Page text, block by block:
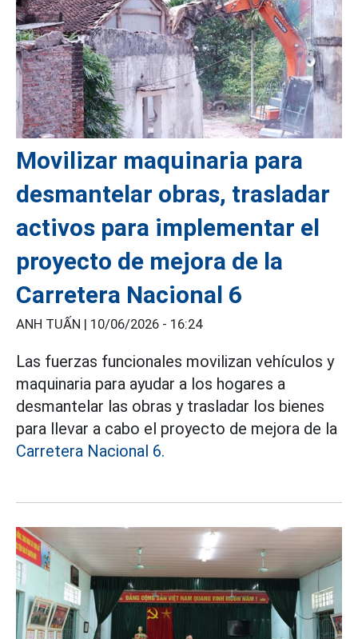
Movilizar maquinaria para
desmantelar obras, trasladar
activos para implementar el
proyecto de mejora de la
Carretera Nacional 6
ANH TUẤN | 10/06/2026 - 16:24
Las fuerzas funcionales movilizan vehículos y
maquinaria para ayudar a los hogares a
desmantelar las obras y trasladar los bienes
para llevar a cabo el proyecto de mejora de la
Carretera Nacional 6.